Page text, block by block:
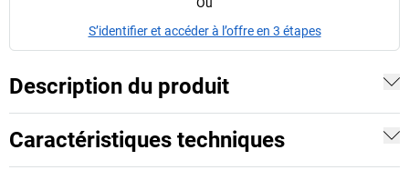
S’identifier et accéder à l’offre en 3 étapes
Description du produit
Caractéristiques techniques